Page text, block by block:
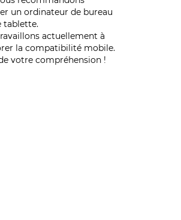
un ordinateur de bureau
tablette.
actuellement à
la compatibilité mobile.
votre compréhension !